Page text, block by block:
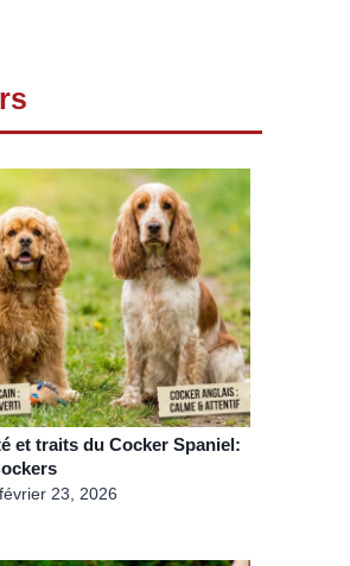
et traits du Cocker Spaniel:
février 23, 2026